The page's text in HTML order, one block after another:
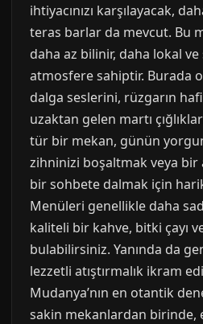
ihtiyacınızı karşılayacak,
teras barlar da mevcut. Bu
daha az bilinir, daha lokal
atmosfere sahiptir. Burada
dalga seslerini, rüzgarın
uzaktan gelen martı
tür bir mekan, günün
zihninizi boşaltmak veya bir
bir sohbete dalmak için
Menüleri genellikle daha
kaliteli bir kahve, bitki çayı
bulabilirsiniz. Yanında da
lezzetli atıştırmalık ikram
Mudanya’nın en otantik
sakin mekanlardan birinde,